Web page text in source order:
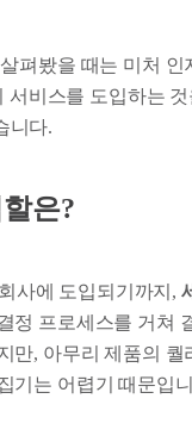
펴봤을 때는 미처
서비스를 도입하는
니다.
은?
사에 도입되기까지,
정 프로세스를 거쳐
만, 아무리 제품의
기는 어렵기 때문입